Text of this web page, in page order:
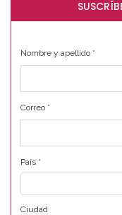
Nombre y apellido *
Correo *
País *
Ciudad